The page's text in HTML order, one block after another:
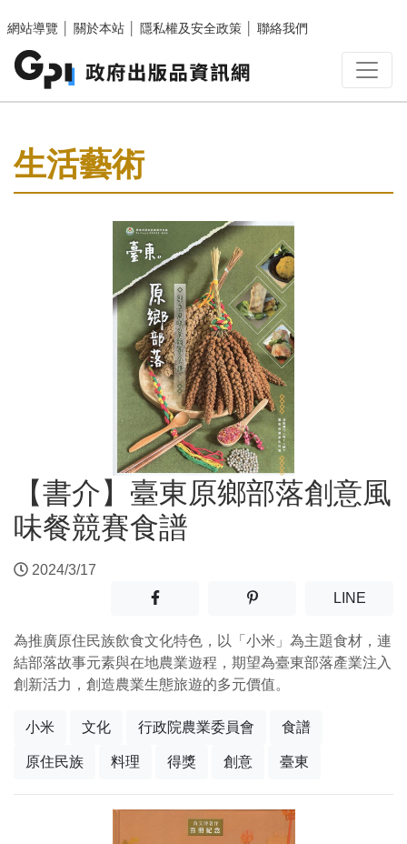
網站導覽
關於本站 隱私權及安全政策 聯絡我們
:::
生活藝術
【書介】臺東原鄉部落創意風
味餐競賽食譜
2024/3/17
分享至facebook(另開新視窗)
分享至噗浪(另開新視窗)
LINE(另開
為推廣原住民族飲食文化特色，以「小米」為主題食材，連
結部落故事元素與在地農業遊程，期望為臺東部落產業注入
創新活力，創造農業生態旅遊的多元價值。
小米 文化 行政院農業委員會 食譜
原住民族 料理 得獎 創意 臺東